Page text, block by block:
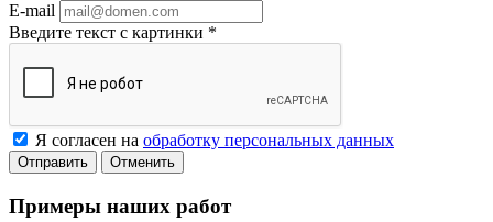
E-mail
Введите текст с картинки *
Я согласен на обработку персональных данных
Отменить
Примеры наших работ